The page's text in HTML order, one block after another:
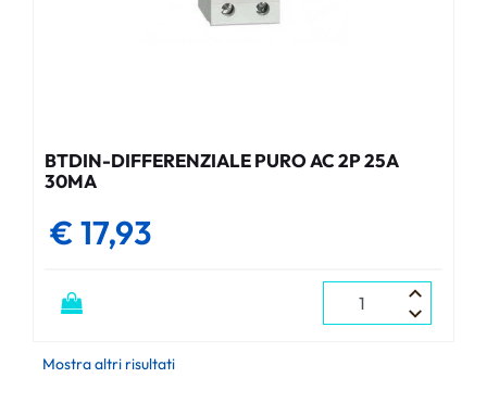
BTDIN-DIFFERENZIALE PURO AC 2P 25A
30MA
€ 17,93
Quantità
Mostra altri risultati